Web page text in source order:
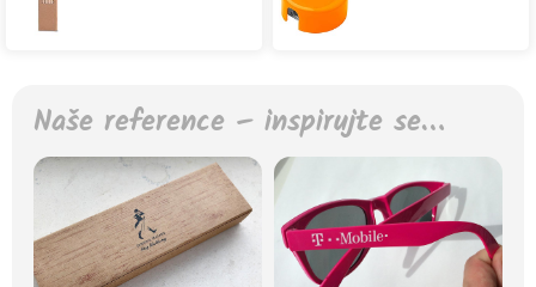
Naše reference – inspirujte se…